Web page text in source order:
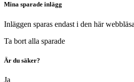
Mina sparade inlägg
Inläggen sparas endast i den här
Ta bort alla sparade
Är du säker?
Ja